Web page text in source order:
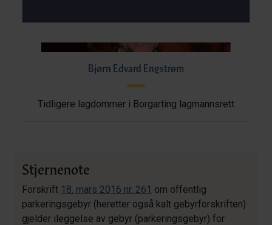
Bjørn Edvard Engstrøm
Tidligere lagdommer i Borgarting lagmannsrett
Stjernenote
Forskrift 18. mars 2016 nr. 261 om offentlig
parkeringsgebyr (heretter også kalt gebyrforskriften)
gjelder ileggelse av gebyr (parkeringsgebyr) for